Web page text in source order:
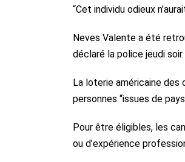
“Cet individu odieux
Neves Valente a été
déclaré la police jeudi soir.
La loterie américaine des
personnes “issues de
Pour être éligibles, les
ou d’expérience